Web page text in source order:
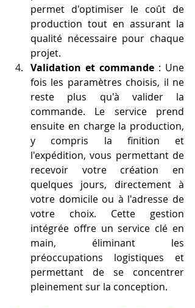
permet d'optimiser le coût de
production tout en assurant la
qualité nécessaire pour chaque
projet.
Validation et commande : Une
fois les paramètres choisis, il ne
reste plus qu'à valider la
commande. Le service prend
ensuite en charge la production,
y compris la finition et
l'expédition, vous permettant de
recevoir votre création en
quelques jours, directement à
votre domicile ou à l'adresse de
votre choix. Cette gestion
intégrée offre un service clé en
main, éliminant les
préoccupations logistiques et
permettant de se concentrer
pleinement sur la conception.